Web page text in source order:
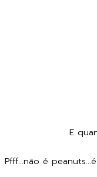
E
Pfff...não é